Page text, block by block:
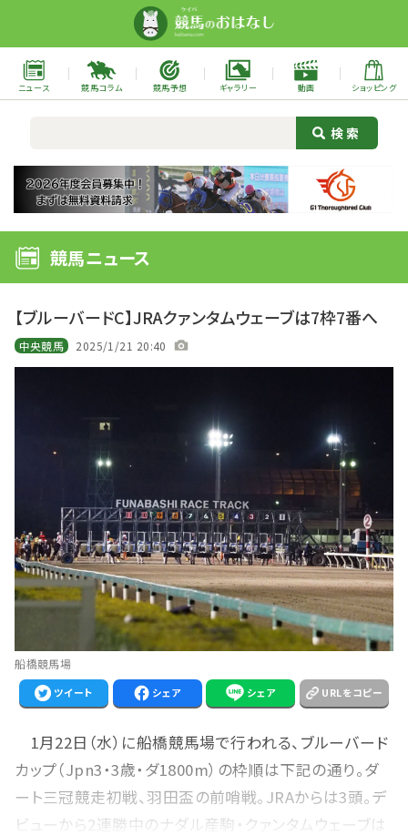
ニュース 競馬コラム 競馬予想 ギャラリー 動画 ショッピング
競馬ニュース
【ブルーバードC】JRAクァンタムウェーブは7枠7番へ
中央競馬 2025/1/21 20:40
船橋競馬場
ツイート シェア シェア URLをコピー
1月22日（水）に船橋競馬場で行われる、ブルーバード
カップ（Jpn3・3歳・ダ1800m）の枠順は下記の通り。ダ
ート三冠競走初戦、羽田盃の前哨戦。JRAからは3頭。デ
ビューから2連勝中のナダル産駒・クァンタムウェーブは